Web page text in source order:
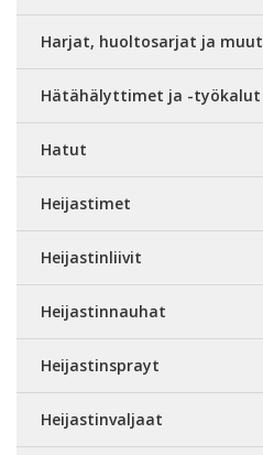
Harjat, huoltosarjat ja muut
Hätähälyttimet ja -työkalut
Hatut
Heijastimet
Heijastinliivit
Heijastinnauhat
Heijastinsprayt
Heijastinvaljaat